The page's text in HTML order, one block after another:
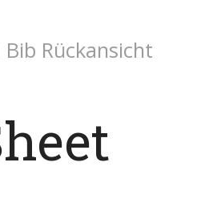
Rückansicht